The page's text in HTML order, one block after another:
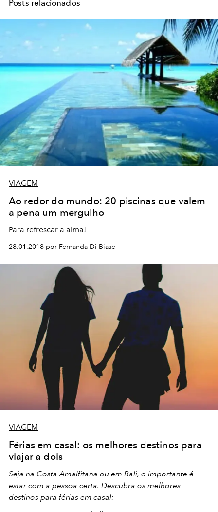
Posts relacionados
VIAGEM
Ao redor do mundo: 20 piscinas que valem
a pena um mergulho
Para refrescar a alma!
28.01.2018 por Fernanda Di Biase
VIAGEM
Férias em casal: os melhores destinos para
viajar a dois
Seja na Costa Amalfitana ou em Bali, o importante é
estar com a pessoa certa. Descubra os melhores
destinos para férias em casal: